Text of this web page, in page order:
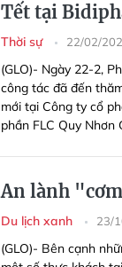
Tết tại
Thời sự 22/02/
(GLO)- Ngày 22-2,
công tác đã đến
mới tại Công ty cổ
phần FLC Quy Nhơn
An lành
Du lịch xanh 23/
(GLO)- Bên cạnh